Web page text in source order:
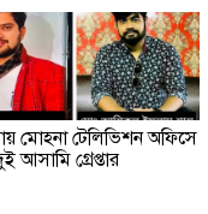
মোহনা টেলিভিশন অফিসে
আসামি গ্রেপ্তার